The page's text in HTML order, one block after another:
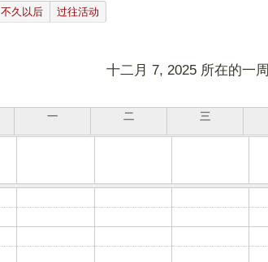
不久以后 过往活动
十二月 7, 2025 所在的一周
一 二 三